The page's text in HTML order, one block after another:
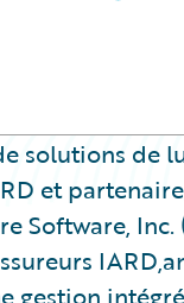
solutions de
et partenaire
Software,
gestion